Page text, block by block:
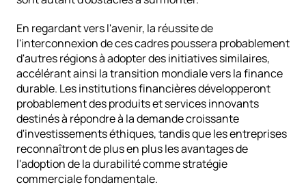
En regardant vers l'avenir, la réussite de
l'interconnexion de ces cadres poussera probablement
d'autres régions à adopter des initiatives similaires,
accélérant ainsi la transition mondiale vers la finance
durable. Les institutions financières développeront
probablement des produits et services innovants
destinés à répondre à la demande croissante
d'investissements éthiques, tandis que les entreprises
reconnaîtront de plus en plus les avantages de
l'adoption de la durabilité comme stratégie
commerciale fondamentale.